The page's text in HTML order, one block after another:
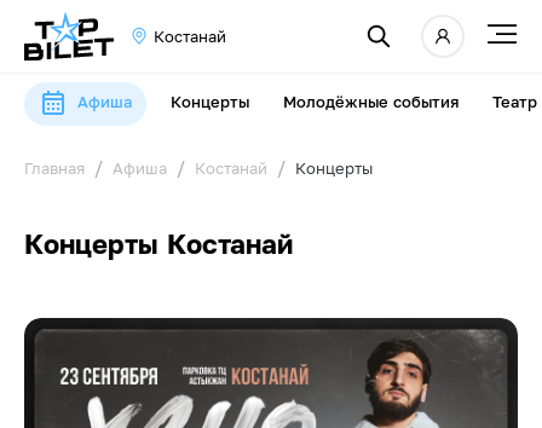
Костанай
Афиша Концерты Молодёжные события Театр
Главная Афиша Костанай Концерты
Концерты Костанай